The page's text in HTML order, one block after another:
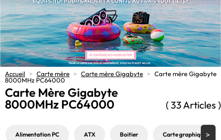
Accueil > Carte mère > Carte mère Gigabyte > Carte mère Gigabyte
8000MHz PC64000
Carte Mère Gigabyte
8000MHz PC64000
( 33 Articles )
Alimentation PC ATX Boitier Carte graphique